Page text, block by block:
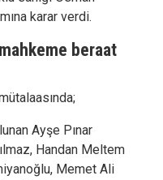
karar verdi.
beraat
Ayşe Pınar
Handan Meltem
Memet Ali